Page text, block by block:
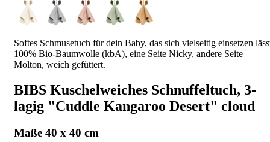
Softes Schmusetuch für dein Baby, das sich vielseitig einsetzen
100% Bio-Baumwolle (kbA), eine Seite Nicky, andere Seite
Molton, weich gefüttert.
BIBS Kuschelweiches Schnuffeltuch, 3-
lagig "Cuddle Kangaroo Desert" cloud
Maße 40 x 40 cm